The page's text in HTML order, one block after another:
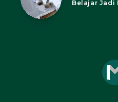
Belajar Jadi